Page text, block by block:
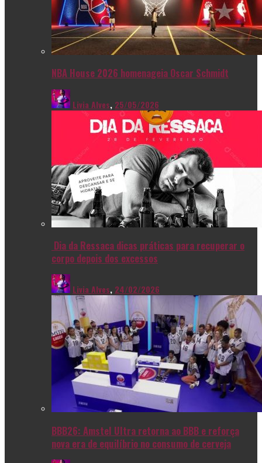
NBA House 2026 homenageia Oscar Schmidt
Livia Alves, 25/05/2026
Dia da Ressaca dicas práticas para recuperar o
corpo depois dos excessos
Livia Alves, 24/02/2026
BBB26: Amstel Ultra retorna ao BBB e reforça
nova era de equilíbrio no consumo de cerveja